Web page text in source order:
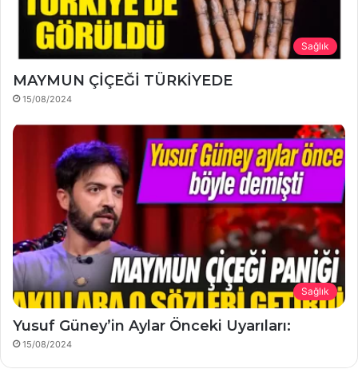
Sağlık
MAYMUN ÇİÇEĞİ TÜRKİYEDE
15/08/2024
Sağlık
Yusuf Güney’in Aylar Önceki Uyarıları:
15/08/2024